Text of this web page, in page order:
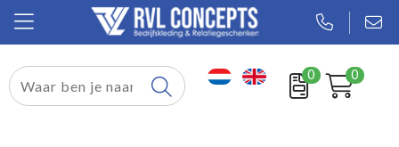
0 0
Relatiegeschenken